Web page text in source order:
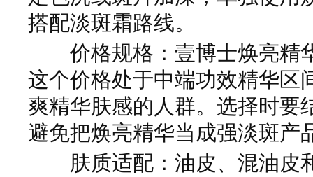
搭配淡斑霜路线。
价格规格：壹博士焕亮精
这个价格处于中端功效精华区
爽精华肤感的人群。选择时要
避免把焕亮精华当成强淡斑产
肤质适配：油皮、混油皮